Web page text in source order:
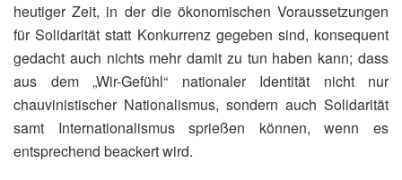
heutiger Zeit, in der die ökonomischen Voraussetzungen
für Solidarität statt Konkurrenz gegeben sind, konsequent
gedacht auch nichts mehr damit zu tun haben kann; dass
aus dem „Wir-Gefühl“ nationaler Identität nicht nur
chauvinistischer Nationalismus, sondern auch Solidarität
samt Internationalismus sprießen können, wenn es
entsprechend beackert wird.